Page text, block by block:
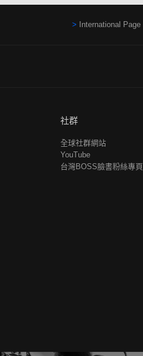
International Page
社群
全球社群網站
YouTube
台灣BOSS臉書粉絲專頁